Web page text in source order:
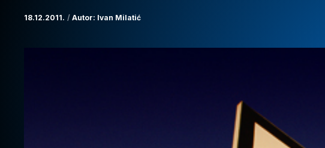
18.12.2011. Autor: Ivan Milatić